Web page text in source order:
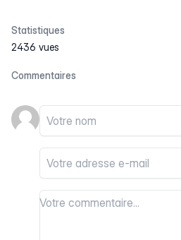
Statistiques
2436 vues
Commentaires
Votre nom
Votre email
Votre commentaire
Votre commentaire